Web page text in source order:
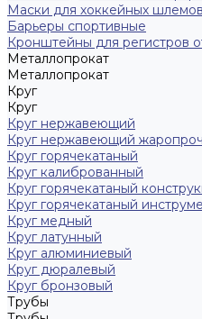
Маски для хоккейных шлемов
Барьеры спортивные
Кронштейны для регистров
Металлопрокат
Металлопрокат
Круг
Круг
Круг нержавеющий
Круг нержавеющий
Круг горячекатаный
Круг калиброванный
Круг горячекатаный
Круг горячекатаный
Круг медный
Круг латунный
Круг алюминиевый
Круг дюралевый
Круг бронзовый
Трубы